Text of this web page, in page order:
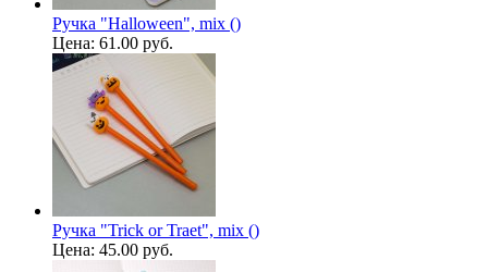
Ручка "Halloween", mix ()
Цена: 61.00 руб.
Ручка "Trick or Traet", mix ()
Цена: 45.00 руб.